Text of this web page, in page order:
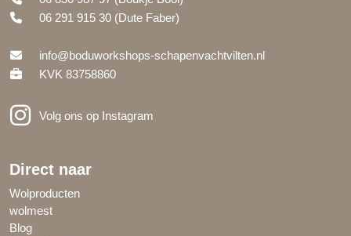
06 291 915 30 (Dute Faber)
info@boduworkshops-schapenvachtvilten.nl
KVK 83758860
Volg ons op Instagram
Direct naar
Wolproducten
wolmest
Blog